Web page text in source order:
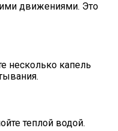
движениями. Это
несколько капель
теплой водой.